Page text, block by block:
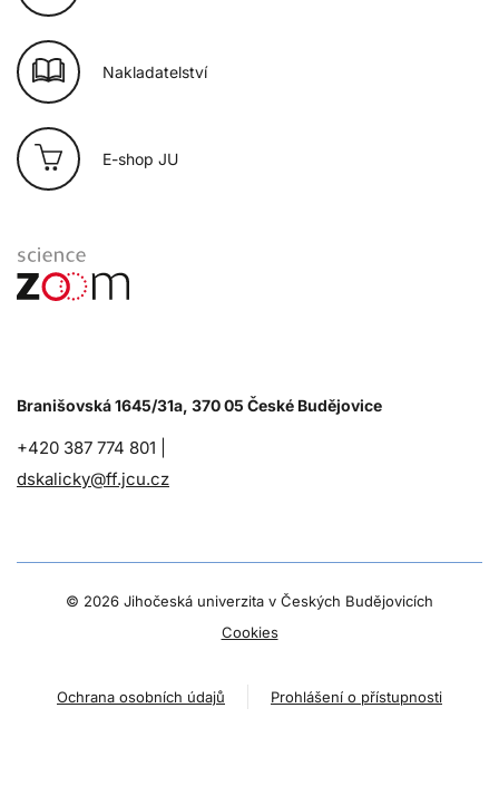
Nakladatelství
E-shop JU
Branišovská 1645/31a, 370 05 České Budějovice
+420 387 774 801 |
dskalicky@ff.jcu.cz
© 2026 Jihočeská univerzita v Českých Budějovicích
Cookies
Ochrana osobních údajů Prohlášení o přístupnosti